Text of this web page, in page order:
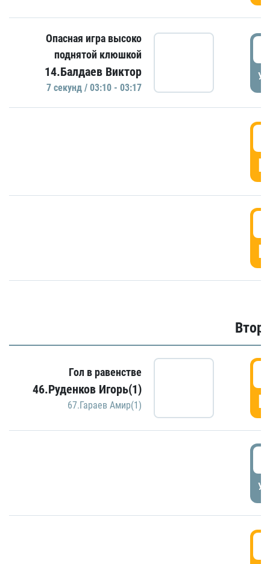
Опасная игра высоко
поднятой клюшкой
14.Балдаев Виктор
7 секунд / 03:10 - 03:17
Гол в равенстве
46.Руденков Игорь(1)
67.Гараев Амир(1)